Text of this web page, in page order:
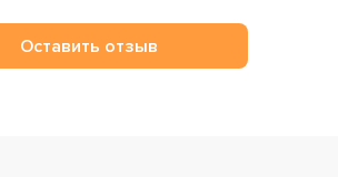
Оставить отзыв